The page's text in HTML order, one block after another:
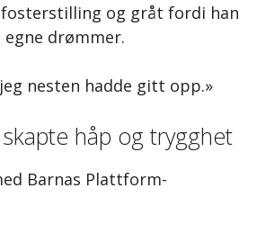
fosterstilling og gråt fordi han
drømmer.
nesten hadde gitt opp.»
håp og trygghet
Barnas Plattform-